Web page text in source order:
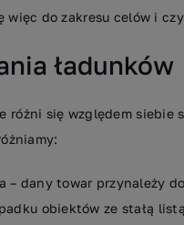
więc do zakresu celów i
ładunków
różni się względem siebie
– dany towar przynależy
obiektów ze stałą